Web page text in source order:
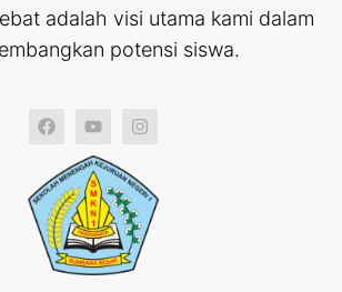
adalah visi utama kami dalam
potensi siswa.